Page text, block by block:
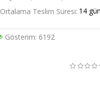
Ortalama Teslim Süresi: 14
Gösterim: 6192